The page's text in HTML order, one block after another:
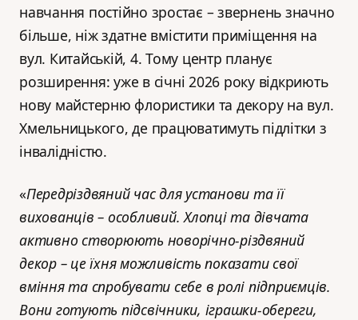
навчання постійно зростає – звернень значно
більше, ніж здатне вмістити приміщення на
вул. Китайській, 4. Тому центр планує
розширення: уже в січні 2026 року відкриють
нову майстерню флористики та декору на вул.
Хмельницького, де працюватимуть підлітки з
інвалідністю.
«Передріздвяний час для установи та її
вихованців – особливий. Хлопці та дівчата
активно створюють новорічно-різдвяний
декор – це їхня можливість показати свої
вміння та спробувати себе в ролі підприємців.
Вони готують підсвічники, іграшки-обереги,